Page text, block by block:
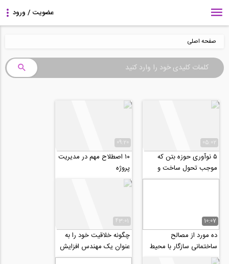
صفحه اصلی
05:02
۵ نوآوری حوزه بتن که
موجب تحول ساخت و
سازهای اینده می شوند
09:20
۱۰ اصطلاح مهم در مدیریت
پروژه
10:07
ده مورد از مصالح
ساختمانی سازگار با محیط
زیست
43:01
چگونه خلاقیت خود را به
عنوان یک مهندس افزایش
دهیم؟